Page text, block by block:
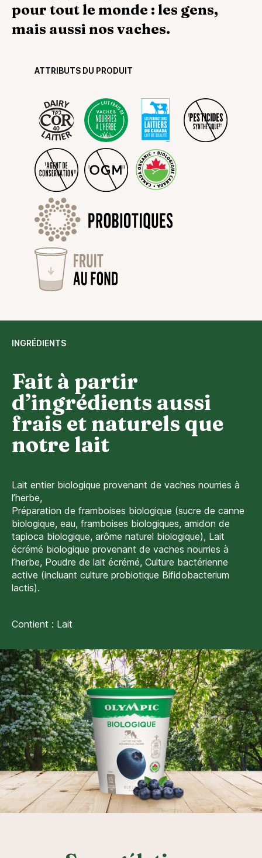
pour tout le monde : les gens,
mais aussi nos vaches.
ATTRIBUTS DU PRODUIT
INGRÉDIENTS
Fait à partir
d’ingrédients aussi
frais et naturels que
notre lait
Lait entier biologique provenant de vaches nourries à
l’herbe,
Préparation de framboises biologique (sucre de canne
biologique, eau, framboises biologiques, amidon de
tapioca biologique, arôme naturel biologique), Lait
écrémé biologique provenant de vaches nourries à
l’herbe, Poudre de lait écrémé, Culture bactérienne
active (incluant culture probiotique Bifidobacterium
lactis).
Contient : Lait